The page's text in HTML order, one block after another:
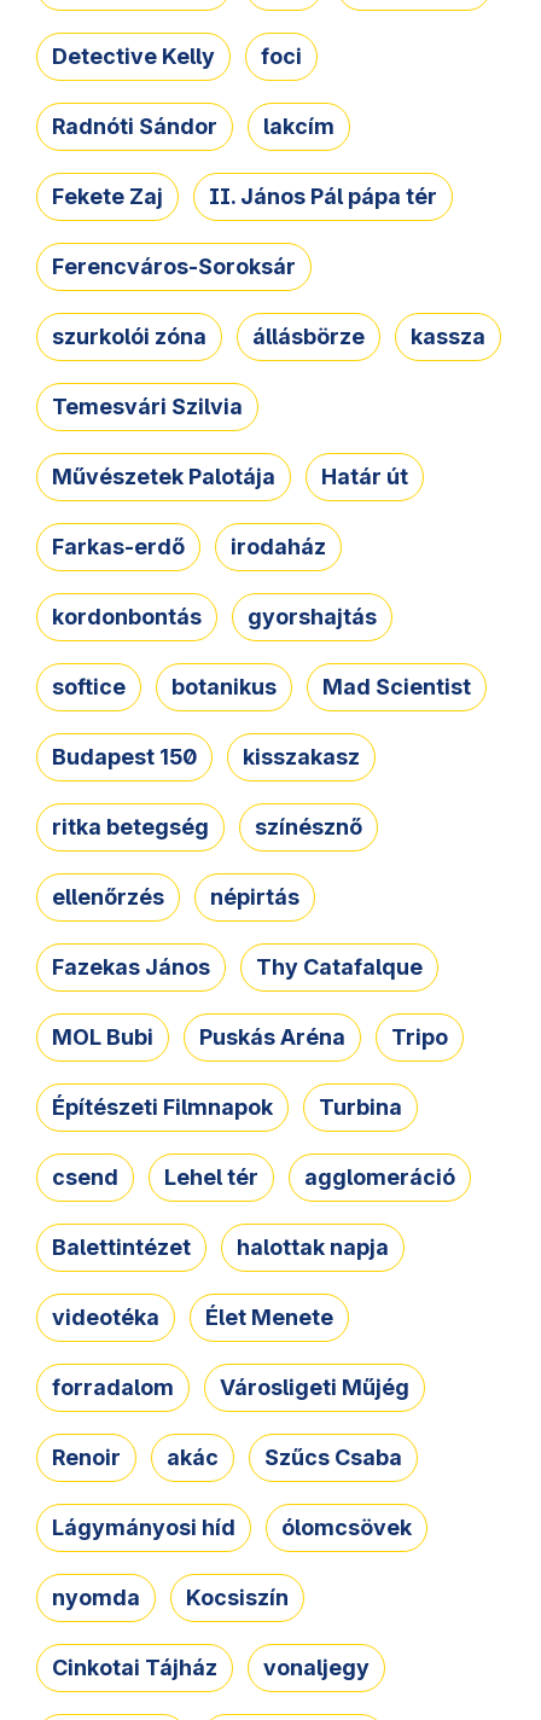
Detective Kelly foci
Radnóti Sándor lakcím
Fekete Zaj II. János Pál pápa tér
Ferencváros-Soroksár
szurkolói zóna állásbörze kassza
Temesvári Szilvia
Művészetek Palotája Határ út
Farkas-erdő irodaház
kordonbontás gyorshajtás
softice botanikus Mad Scientist
Budapest 150 kisszakasz
ritka betegség színésznő
ellenőrzés népirtás
Fazekas János Thy Catafalque
MOL Bubi Puskás Aréna Tripo
Építészeti Filmnapok Turbina
csend Lehel tér agglomeráció
Balettintézet halottak napja
videotéka Élet Menete
forradalom Városligeti Műjég
Renoir akác Szűcs Csaba
Lágymányosi híd ólomcsövek
nyomda Kocsiszín
Cinkotai Tájház vonaljegy